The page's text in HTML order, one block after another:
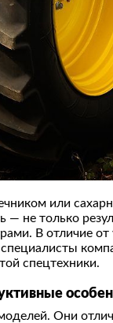
или
не только
В
спецтехники.
Они